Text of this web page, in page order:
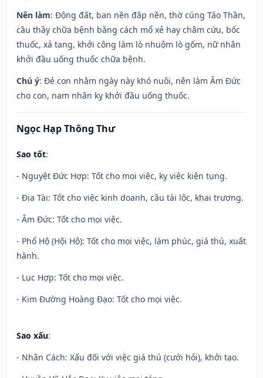
Nên làm: Động đất, ban nền đắp nền, thờ cúng Táo Thần,
cầu thầy chữa bệnh bằng cách mổ xẻ hay châm cứu, bốc
thuốc, xả tang, khởi công làm lò nhuộm lò gốm, nữ nhân
khởi đầu uống thuốc chữa bệnh.
Chú ý: Đẻ con nhằm ngày này khó nuôi, nên làm Âm Đức
cho con, nam nhân kỵ khởi đầu uống thuốc.
Ngọc Hạp Thông Thư
Sao tốt:
- Nguyệt Đức Hợp: Tốt cho mọi việc, kỵ việc kiện tụng.
- Địa Tài: Tốt cho việc kinh doanh, cầu tài lộc, khai trương.
- Âm Đức: Tốt cho mọi việc.
- Phổ Hộ (Hội Hộ): Tốt cho mọi việc, làm phúc, giá thú, xuất
hành.
- Lục Hợp: Tốt cho mọi việc.
- Kim Đường Hoàng Đạo: Tốt cho mọi việc.
Sao xấu:
- Nhân Cách: Xấu đối với việc giá thú (cưới hỏi), khởi tạo.